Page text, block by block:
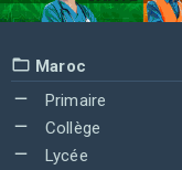
Maroc
Primaire
Collège
Lycée